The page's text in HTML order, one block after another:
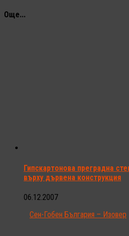
Още...
Гипскартонова преградна
върху дървена конструкция
06.12.2007
Сен-Гобен България – Изовер